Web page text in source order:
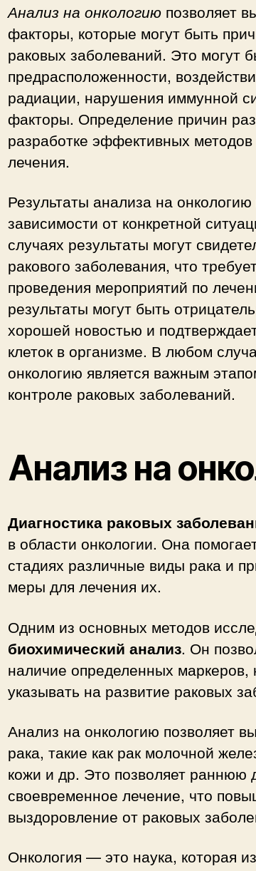
Анализ на онкологию позволяет
факторы, которые могут быть
раковых заболеваний. Это могут
предрасположенности,
радиации, нарушения иммунной
факторы. Определение причин
разработке эффективных
лечения.
Результаты анализа на
зависимости от конкретной
случаях результаты могут
ракового заболевания, что
проведения мероприятий по
результаты могут быть
хорошей новостью и
клеток в организме. В любом
онкологию является важным
контроле раковых заболеваний.
Анализ на
Диагностика раковых
в области онкологии. Она
стадиях различные виды рака и
меры для лечения их.
Одним из основных методов
биохимический анализ. Он
наличие определенных маркеров,
указывать на развитие раковых
Анализ на онкологию позволяет
рака, такие как рак молочной
кожи и др. Это позволяет раннюю
своевременное лечение, что
выздоровление от раковых
Онкология — это наука, которая